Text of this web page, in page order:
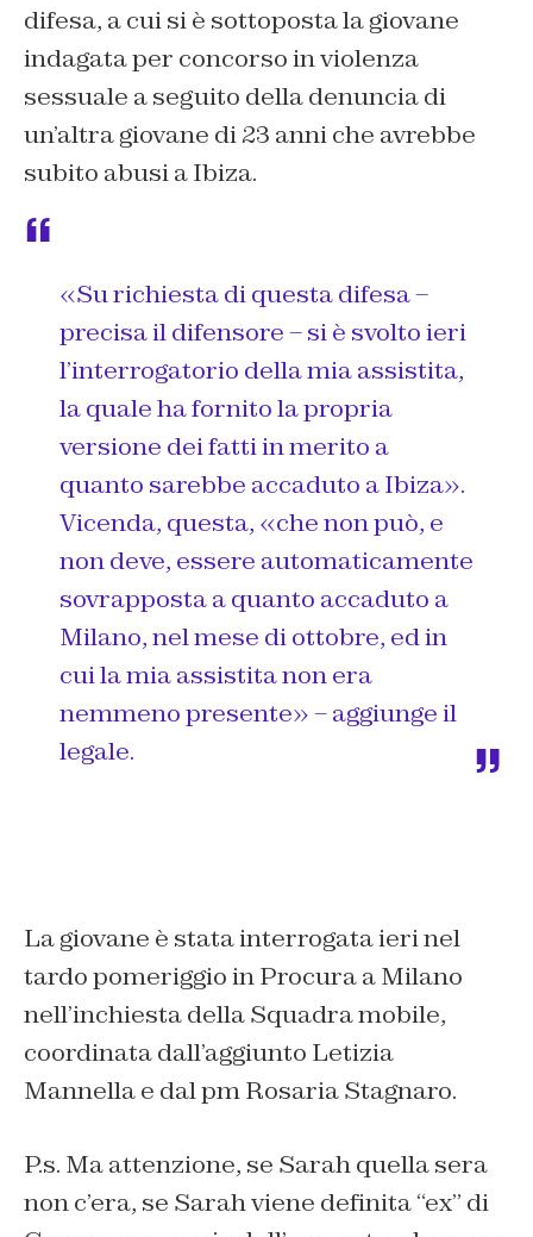
difesa, a cui si è sottoposta la giovane
indagata per concorso in violenza
sessuale a seguito della denuncia di
un’altra giovane di 23 anni che avrebbe
subito abusi a Ibiza.
«Su richiesta di questa difesa –
precisa il difensore – si è svolto ieri
l’interrogatorio della mia assistita,
la quale ha fornito la propria
versione dei fatti in merito a
quanto sarebbe accaduto a Ibiza».
Vicenda, questa, «che non può, e
non deve, essere automaticamente
sovrapposta a quanto accaduto a
Milano, nel mese di ottobre, ed in
cui la mia assistita non era
nemmeno presente» – aggiunge il
legale.
La giovane è stata interrogata ieri nel
tardo pomeriggio in Procura a Milano
nell’inchiesta della Squadra mobile,
coordinata dall’aggiunto Letizia
Mannella e dal pm Rosaria Stagnaro.
P.s. Ma attenzione, se Sarah quella sera
non c’era, se Sarah viene definita “ex” di